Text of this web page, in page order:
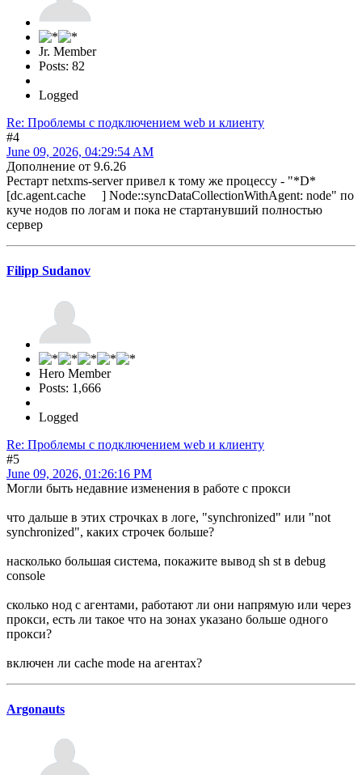
Jr. Member
Posts: 82
Logged
Re: Проблемы с подключением web и клиенту
#4
June 09, 2026, 04:29:54 AM
Дополнение от 9.6.26
Рестарт netxms-server привел к тому же процессу - "*D*
[dc.agent.cache ] Node::syncDataCollectionWithAgent: node" по
куче нодов по логам и пока не стартанувший полностью
сервер
Filipp Sudanov
Hero Member
Posts: 1,666
Logged
Re: Проблемы с подключением web и клиенту
#5
June 09, 2026, 01:26:16 PM
Могли быть недавние изменения в работе с прокси
что дальше в этих строчках в логе, "synchronized" или "not
synchronized", каких строчек больше?
насколько большая система, покажите вывод sh st в debug
console
сколько нод с агентами, работают ли они напрямую или через
прокси, есть ли такое что на зонах указано больше одного
прокси?
включен ли cache mode на агентах?
Argonauts